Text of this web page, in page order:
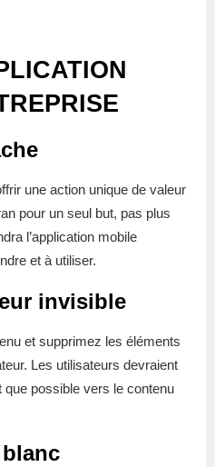
une action unique de valeur
pour un seul but, pas plus
l’application mobile
et à utiliser.
invisible
et supprimez les éléments
Les utilisateurs devraient
possible vers le contenu
blanc